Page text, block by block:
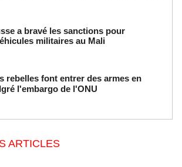
a bravé les sanctions pour
militaires au Mali
rebelles font entrer des armes en
l'embargo de l'ONU
ARTICLES